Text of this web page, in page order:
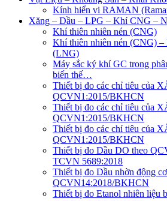
Kính hiển vi RAMAN
Xăng – Dầu – LPG – Khí CNG –
Khí thiên nhiên nén (CNG)
Khí thiên nhiên nén (CNG)
(LNG)
Máy sắc ký khí GC trong
biến thế…
Thiết bị đo các chỉ tiêu của
QCVN1:2015/BKHCN
Thiết bị đo các chỉ tiêu của
QCVN1:2015/BKHCN
Thiết bị đo các chỉ tiêu của
QCVN1:2015/BKHCN
Thiết bị đo Dầu DO theo
TCVN 5689:2018
Thiết bị đo Dầu nhờn động
QCVN14:2018/BKHCN
Thiết bị đo Etanol nhiên liệu